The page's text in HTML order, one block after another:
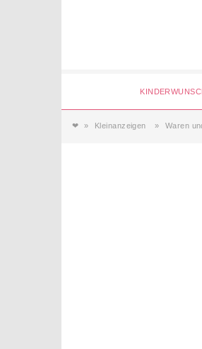
❤ Kleinanzeigen Waren